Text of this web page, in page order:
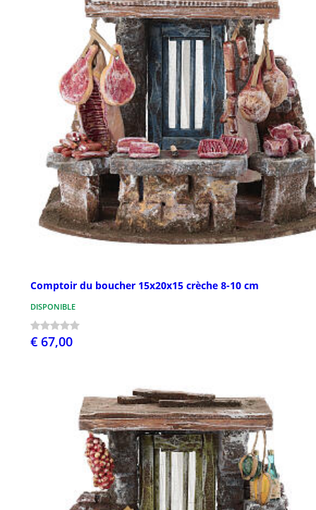
Comptoir du boucher 15x20x15 crèche 8-10 cm
DISPONIBLE
€ 67,00